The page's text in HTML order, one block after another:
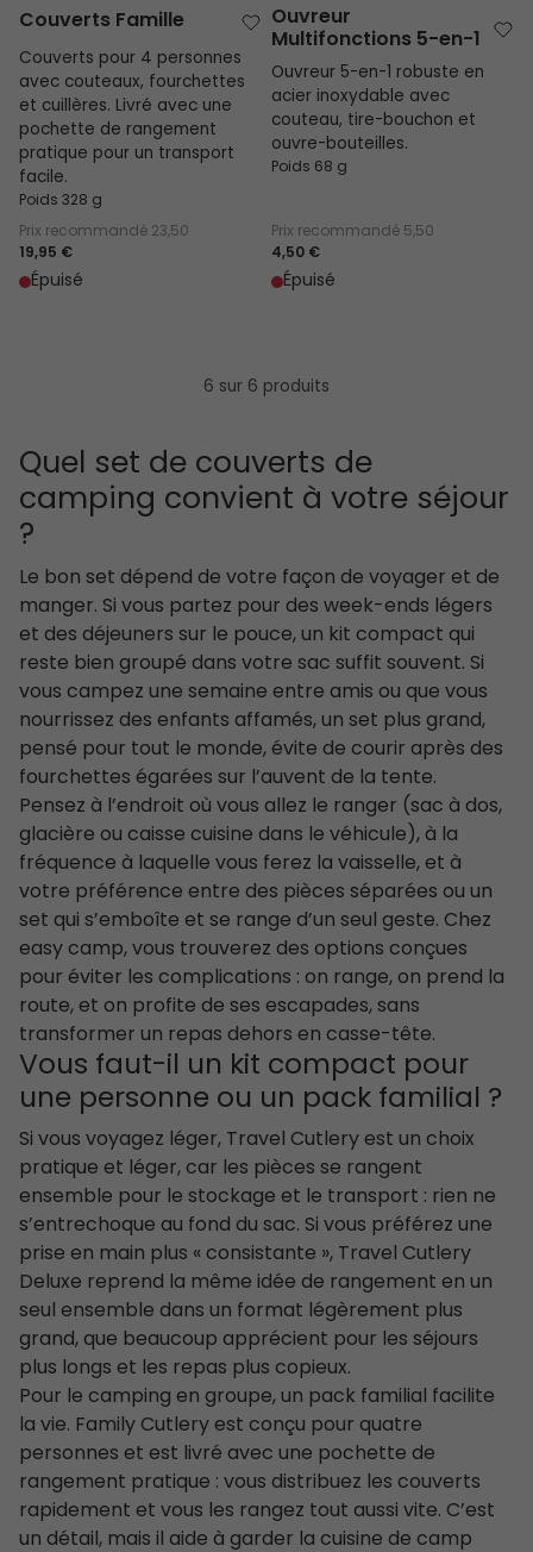
Couverts Famille
Couverts pour 4 personnes
avec couteaux, fourchettes
et cuillères. Livré avec une
pochette de rangement
pratique pour un transport
facile.
Poids 328 g
Prix recommandé 23,50
19,95 €
Épuisé
Ouvreur
Multifonctions 5-en-1
Ouvreur 5-en-1 robuste en
acier inoxydable avec
couteau, tire-bouchon et
ouvre-bouteilles.
Poids 68 g
Prix recommandé 5,50
4,50 €
Épuisé
6 sur 6 produits
Quel set de couverts de
camping convient à votre séjour
?
Le bon set dépend de votre façon de voyager et de
manger. Si vous partez pour des week-ends légers
et des déjeuners sur le pouce, un kit compact qui
reste bien groupé dans votre sac suffit souvent. Si
vous campez une semaine entre amis ou que vous
nourrissez des enfants affamés, un set plus grand,
pensé pour tout le monde, évite de courir après des
fourchettes égarées sur l’auvent de la tente.
Pensez à l’endroit où vous allez le ranger (sac à dos,
glacière ou caisse cuisine dans le véhicule), à la
fréquence à laquelle vous ferez la vaisselle, et à
votre préférence entre des pièces séparées ou un
set qui s’emboîte et se range d’un seul geste. Chez
easy camp, vous trouverez des options conçues
pour éviter les complications : on range, on prend la
route, et on profite de ses escapades, sans
transformer un repas dehors en casse-tête.
Vous faut-il un kit compact pour
une personne ou un pack familial ?
Si vous voyagez léger, Travel Cutlery est un choix
pratique et léger, car les pièces se rangent
ensemble pour le stockage et le transport : rien ne
s’entrechoque au fond du sac. Si vous préférez une
prise en main plus « consistante », Travel Cutlery
Deluxe reprend la même idée de rangement en un
seul ensemble dans un format légèrement plus
grand, que beaucoup apprécient pour les séjours
plus longs et les repas plus copieux.
Pour le camping en groupe, un pack familial facilite
la vie. Family Cutlery est conçu pour quatre
personnes et est livré avec une pochette de
rangement pratique : vous distribuez les couverts
rapidement et vous les rangez tout aussi vite. C’est
un détail, mais il aide à garder la cuisine de camp